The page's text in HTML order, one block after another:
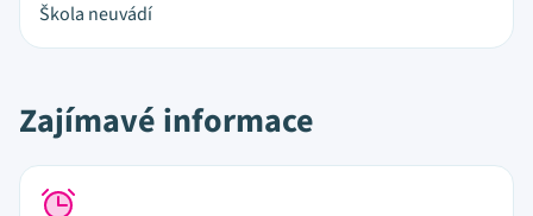
Škola neuvádí
Zajímavé informace